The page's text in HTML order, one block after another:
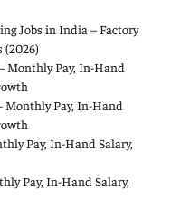
Jobs in India – Factory
(2026)
Monthly Pay, In-Hand
Monthly Pay, In-Hand
Pay, In-Hand Salary,
Pay, In-Hand Salary,